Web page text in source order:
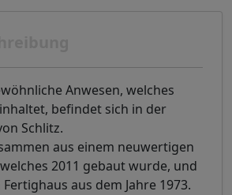
Anwesen, welches
befindet sich in der
Schlitz.
aus einem neuwertigen
welches 2011 gebaut wurde, und
aus dem Jahre 1973.